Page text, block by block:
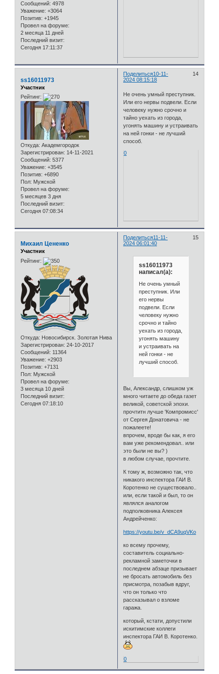
Сообщений: 4978
Уважение: +3064
Позитив: +1945
Провел на форуме:
2 месяца 11 дней
Последний визит:
Сегодня 17:11:37
Поделиться 14
10-11-
2024 08:15:18
ss16011973
Участник
Рейтинг:
Откуда: Академгородок
Зарегистрирован: 14-11-2021
Сообщений: 5377
Уважение: +3545
Позитив: +6890
Пол: Мужской
Провел на форуме:
5 месяцев 3 дня
Последний визит:
Сегодня 07:08:34
Не очень умный преступник.
Или его нервы подвели. Если
человеку нужно срочно и
тайно уехать из города,
угонять машину и устраивать
на ней гонки - не лучший
способ.
0
Поделиться 15
11-11-
2024 06:01:40
Михаил Цененко
Участник
Рейтинг:
Откуда: Новосибирск. Золотая Нива
Зарегистрирован: 24-10-2017
Сообщений: 11364
Уважение: +2903
Позитив: +7131
Пол: Мужской
Провел на форуме:
3 месяца 10 дней
Последний визит:
Сегодня 07:18:10
ss16011973
написал(а):
Не очень умный
преступник. Или
его нервы
подвели. Если
человеку нужно
срочно и тайно
уехать из города,
угонять машину
и устраивать на
ней гонки - не
лучший способ.
Вы, Александр, слишком уж
много читаете до обеда газет
великой, советской эпохи.
прочтитн лучше 'Компромисс'
от Сергея Донатовича - не
пожалеете!
впрочем, вроде бы как, я его
вам уже рекомендовал.. или
это были не вы? )
в любом случае, прочтите.
К тому ж, возможно так, что
никакого инспектора ГАИ В.
Коротенко не существовало..
или, если такой и был, то он
являлся аналогом
подполковника Алексея
Андрейченко:
https://youtu.be/v_dCA9uqVKo
ко всему прочему,
составитель социально-
рекламной заметочки в
последнем абзаце призывает
не бросать автомобиль без
присмотра, позабыв вдруг,
что он только что
рассказывал о взломе
гаража.
который, кстати, допустили
искитимские коллеги
инспектора ГАИ В. Коротенко.
0